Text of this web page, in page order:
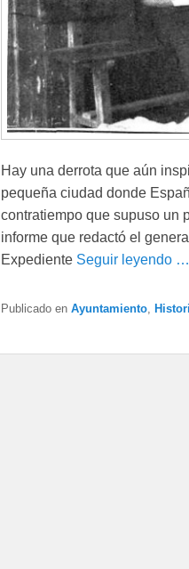
Hay una derrota que aún
pequeña ciudad donde
contratiempo que supuso un
informe que redactó el
Expediente Seguir leyendo …
Publicado en Ayuntamiento